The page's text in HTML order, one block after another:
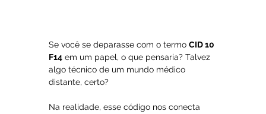
Se você se deparasse com o termo CID 10
F14 em um papel, o que pensaria? Talvez
algo técnico de um mundo médico
distante, certo?
Na realidade, esse código nos conecta